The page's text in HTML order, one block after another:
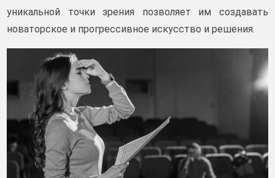
уникальной точки зрения позволяет им создавать
новаторское и прогрессивное искусство и решения.